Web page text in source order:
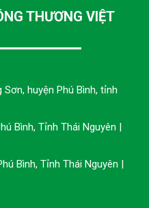
THƯƠNG VIỆT
huyện Phú Bình, tỉnh
Bình, Tỉnh Thái Nguyên |
Bình, Tỉnh Thái Nguyên |